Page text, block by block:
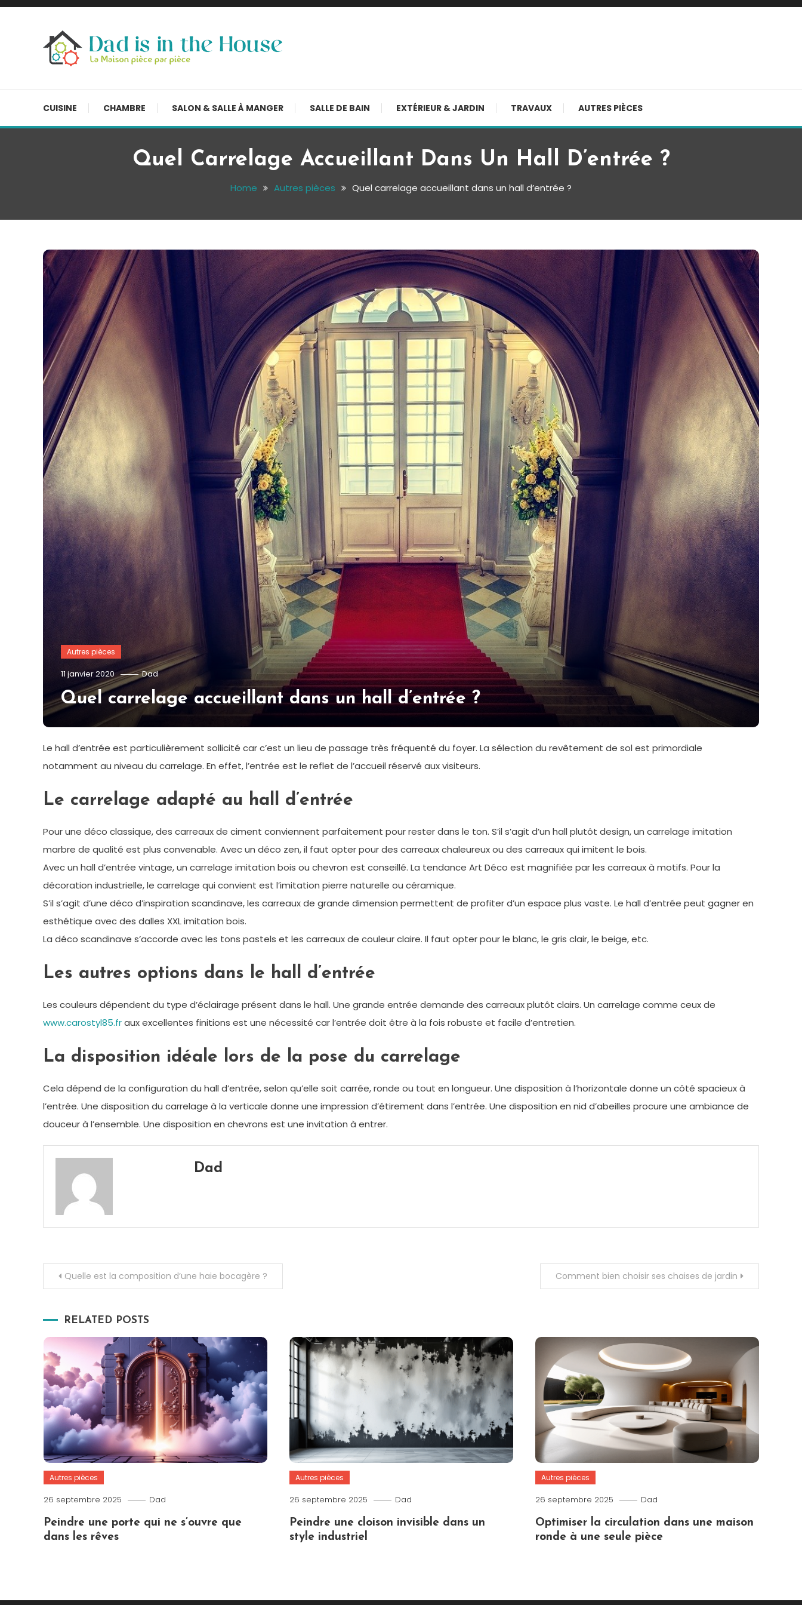
Skip
CUISINE CHAMBRE SALON & SALLE À MANGER SALLE DE BAIN EXTÉRIEUR & JARDIN TRAVAUX AUTRES PIÈCES
Quel Carrelage Accueillant Dans Un Hall D’entrée ?
Home Autres pièces Quel carrelage accueillant dans un hall d’entrée ?
Autres pièces
11 janvier 2020 Dad
Quel carrelage accueillant dans un hall d’entrée ?
Le hall d’entrée est particulièrement sollicité car c’est un lieu de passage très fréquenté du foyer. La sélection du revêtement de sol est primordiale
notamment au niveau du carrelage. En effet, l’entrée est le reflet de l’accueil réservé aux visiteurs.
Le carrelage adapté au hall d’entrée
Pour une déco classique, des carreaux de ciment conviennent parfaitement pour rester dans le ton. S’il s’agit d’un hall plutôt design, un carrelage imitation
marbre de qualité est plus convenable. Avec un déco zen, il faut opter pour des carreaux chaleureux ou des carreaux qui imitent le bois.
Avec un hall d’entrée vintage, un carrelage imitation bois ou chevron est conseillé. La tendance Art Déco est magnifiée par les carreaux à motifs. Pour la
décoration industrielle, le carrelage qui convient est l’imitation pierre naturelle ou céramique.
S’il s’agit d’une déco d’inspiration scandinave, les carreaux de grande dimension permettent de profiter d’un espace plus vaste. Le hall d’entrée peut gagner en
esthétique avec des dalles XXL imitation bois.
La déco scandinave s’accorde avec les tons pastels et les carreaux de couleur claire. Il faut opter pour le blanc, le gris clair, le beige, etc.
Les autres options dans le hall d’entrée
Les couleurs dépendent du type d’éclairage présent dans le hall. Une grande entrée demande des carreaux plutôt clairs. Un carrelage comme ceux de
www.carostyl85.fraux excellentes finitions est une nécessité car l’entrée doit être à la fois robuste et facile d’entretien.
La disposition idéale lors de la pose du carrelage
Cela dépend de la configuration du hall d’entrée, selon qu’elle soit carrée, ronde ou tout en longueur. Une disposition à l’horizontale donne un côté spacieux à
l’entrée. Une disposition du carrelage à la verticale donne une impression d’étirement dans l’entrée. Une disposition en nid d’abeilles procure une ambiance de
douceur à l’ensemble. Une disposition en chevrons est une invitation à entrer.
Dad
Navigation
Quelle est la composition d’une haie bocagère ? Comment bien choisir ses chaises de jardin
RELATED POSTS
Autres pièces
26 septembre 2025 Dad
Peindre une porte qui ne s’ouvre que
dans les rêves
Autres pièces
26 septembre 2025 Dad
Peindre une cloison invisible dans un
style industriel
Autres pièces
26 septembre 2025 Dad
Optimiser la circulation dans une maison
ronde à une seule pièce